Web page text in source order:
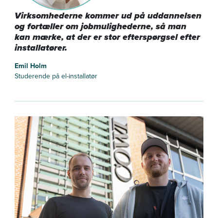
Virksomhederne kommer ud på uddannelsen
og fortæller om jobmulighederne, så man
kan mærke, at der er stor efterspørgsel efter
installatører.
Emil Holm
Studerende på el-installatør